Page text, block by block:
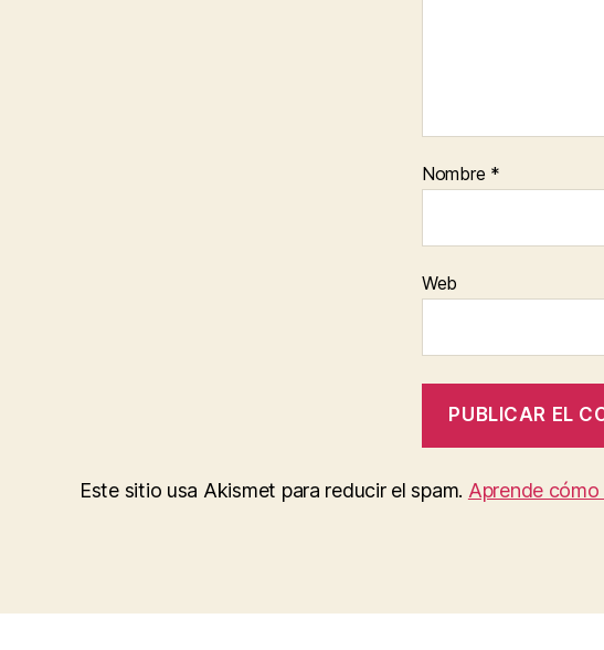
Nombre *
Web
Este sitio usa Akismet para reducir el spam. Aprende